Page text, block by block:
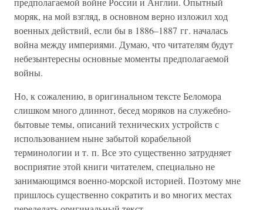
моряк, на мой взгляд, в основном верно изложил ход
военных действий, если бы в 1886–1887 гг. началась
война между империями. Думаю, что читателям будут
небезынтересны основные моменты предполагаемой
войны.
Но, к сожалению, в оригинальном тексте Беломора
слишком много длиннот, бесед моряков на служебно-
бытовые темы, описаний технических устройств с
использованием ныне забытой корабельной
терминологии и т. п. Все это существенно затрудняет
восприятие этой книги читателем, специально не
занимающимся военно-морской историей. Поэтому мне
пришлось существенно сократить и во многих местах